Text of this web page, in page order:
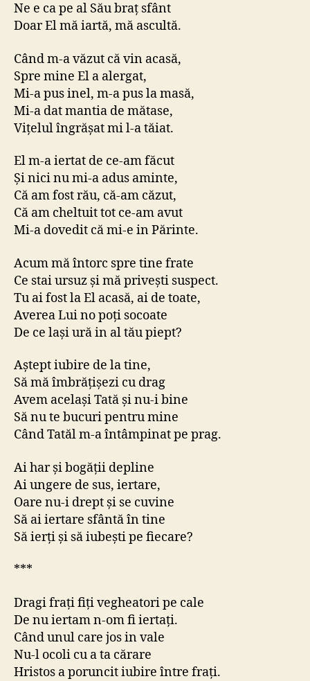
Ne e ca pe al Său braț sfânt
Doar El mă iartă, mă ascultă.
Când m-a văzut că vin acasă,
Spre mine El a alergat,
Mi-a pus inel, m-a pus la masă,
Mi-a dat mantia de mătase,
Vițelul îngrășat mi l-a tăiat.
El m-a iertat de ce-am făcut
Și nici nu mi-a adus aminte,
Că am fost rău, că-am căzut,
Că am cheltuit tot ce-am avut
Mi-a dovedit că mi-e in Părinte.
Acum mă întorc spre tine frate
Ce stai ursuz și mă privești suspect.
Tu ai fost la El acasă, ai de toate,
Averea Lui no poți socoate
De ce lași ură in al tău piept?
Aștept iubire de la tine,
Să mă îmbrățișezi cu drag
Avem același Tată și nu-i bine
Să nu te bucuri pentru mine
Când Tatăl m-a întâmpinat pe prag.
Ai har și bogății depline
Ai ungere de sus, iertare,
Oare nu-i drept și se cuvine
Să ai iertare sfântă în tine
Să ierți și să iubești pe fiecare?
***
Dragi frați fiți vegheatori pe cale
De nu iertam n-om fi iertați.
Când unul care jos in vale
Nu-l ocoli cu a ta cărare
Hristos a poruncit iubire între frați.